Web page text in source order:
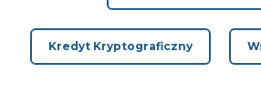
Kredyt Kryptograficzny